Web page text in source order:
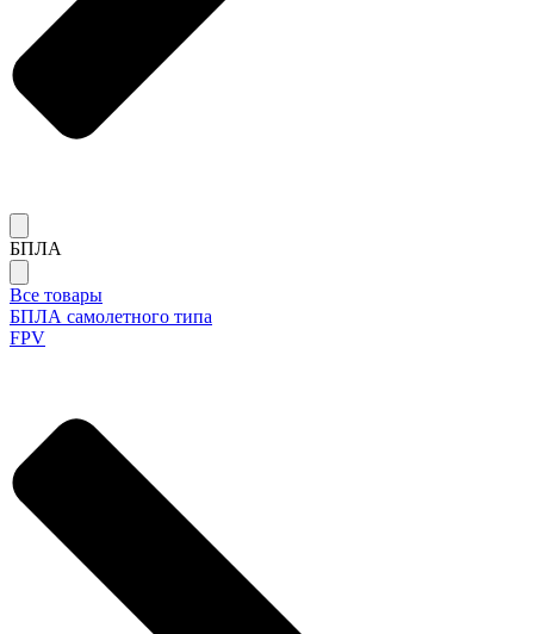
БПЛА
Все товары
БПЛА самолетного типа
FPV